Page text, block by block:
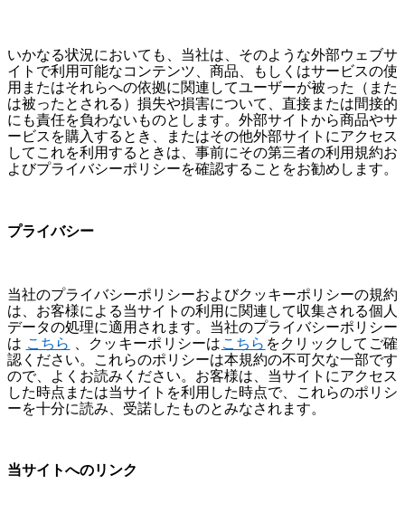
いかなる状況においても、当社は、そのような外部ウェブサ
イトで利用可能なコンテンツ、商品、もしくはサービスの使
用またはそれらへの依拠に関連してユーザーが被った（また
は被ったとされる）損失や損害について、直接または間接的
にも責任を負わないものとします。 外部サイトから商品やサ
ービスを購入するとき、またはその他外部サイトにアクセス
してこれを利用するときは、事前にその第三者の利用規約お
よびプライバシーポリシーを確認することをお勧めします。
プライバシー
当社のプライバシーポリシーおよびクッキーポリシーの規約
は、お客様による当サイトの利用に関連して収集される個人
データの処理に適用されます。当社のプライバシーポリシー
は こちら 、クッキーポリシーは こちら をクリックしてご確
認ください。これらのポリシーは本規約の不可欠な一部です
ので、よくお読みください。お客様は、当サイトにアクセス
した時点または当サイトを利用した時点で、これらのポリシ
ーを十分に読み、受諾したものとみなされます。
当サイトへのリンク